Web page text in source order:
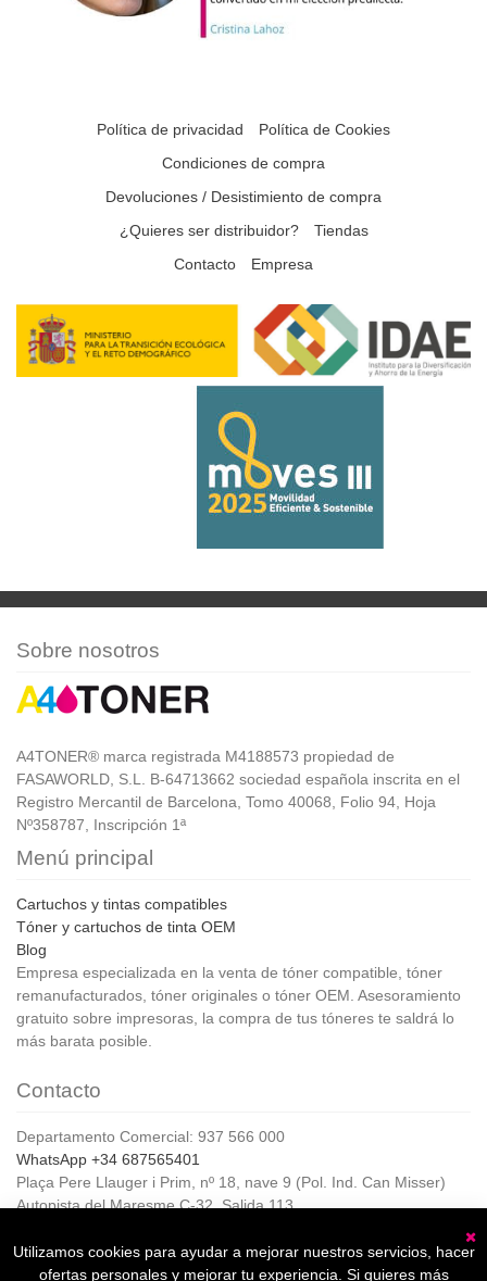
Política de privacidad
Política de Cookies
Condiciones de compra
Devoluciones / Desistimiento de compra
¿Quieres ser distribuidor?
Tiendas
Contacto
Empresa
Sobre nosotros
A4TONER® marca registrada M4188573 propiedad de
FASAWORLD, S.L. B-64713662 sociedad española inscrita en el
Registro Mercantil de Barcelona, Tomo 40068, Folio 94, Hoja
Nº358787, Inscripción 1ª
Menú principal
Cartuchos y tintas compatibles
Tóner y cartuchos de tinta OEM
Blog
Empresa especializada en la venta de tóner compatible, tóner
remanufacturados, tóner originales o tóner OEM. Asesoramiento
gratuito sobre impresoras, la compra de tus tóneres te saldrá lo
más barata posible.
Contacto
Departamento Comercial: 937 566 000
WhatsApp +34 687565401
Plaça Pere Llauger i Prim, nº 18, nave 9 (Pol. Ind. Can Misser)
Autopista del Maresme C-32, Salida 113
Horario de Atención al cliente:
De lunes a jueves de 8:00 a 17:00,
Utilizamos cookies para ayudar a mejorar nuestros servicios, hacer
ofertas personales y mejorar tu experiencia. Si quieres más